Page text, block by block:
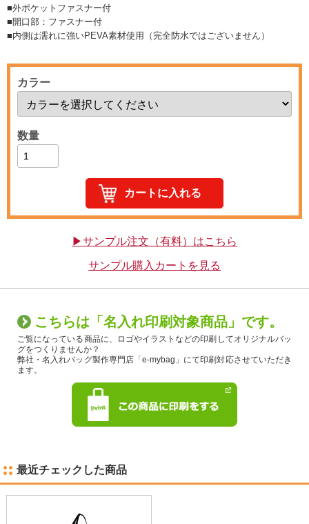
■外ポケットファスナー付
■開口部：ファスナー付
■内側は濡れに強いPEVA素材使用（完全防水ではございません）
カラー
数量
▶サンプル注文（有料）はこちら
サンプル購入カートを見る
こちらは「名入れ印刷対象商品」です。
ご覧になっている商品に、ロゴやイラストなどの印刷してオリジナルバッ
グをつくりませんか？
弊社・名入れバッグ製作専門店「e-mybag」にて印刷対応させていただき
ます。
最近チェックした商品